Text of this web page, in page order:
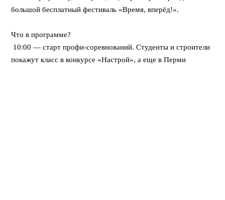
большой бесплатный фестиваль «Время, вперёд!».
Что в программе?
10:00 — старт профи-соревнований. Студенты и строители
покажут класс в конкурсе «Настрой», а еще в Перми